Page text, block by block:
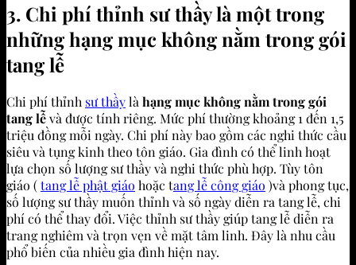
3. Chi phí thỉnh sư thầy là một trong
những hạng mục không nằm trong gói
tang lễ
Chi phí thỉnh sư thầylà hạng mục không nằm trong gói
tang lễvà được tính riêng. Mức phí thường khoảng 1 đến 1,5
triệu đồng mỗi ngày. Chi phí này bao gồm các nghi thức cầu
siêu và tụng kinh theo tôn giáo. Gia đình có thể linh hoạt
lựa chọn số lượng sư thầy và nghi thức phù hợp. Tùy tôn
giáo (tang lễ phật giáo hoặc tang lễ công giáo )và phong tục,
số lượng sư thầy muốn thỉnh và số ngày diễn ra tang lễ, chi
phí có thể thay đổi. Việc thỉnh sư thầy giúp tang lễ diễn ra
trang nghiêm và trọn vẹn về mặt tâm linh. Đây là nhu cầu
phổ biến của nhiều gia đình hiện nay.